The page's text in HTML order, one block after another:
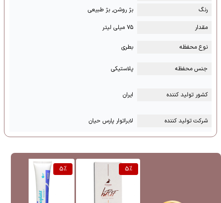
رنگ
بژ روشن, بژ طبیعی
مقدار
۷۵ میلی لیتر
نوع محفظه بطری
جنس محفظه پلاستیکی
کشور تولید کننده ایران
شرکت تولید کننده لابراتوار پارس حیان
5%
5%